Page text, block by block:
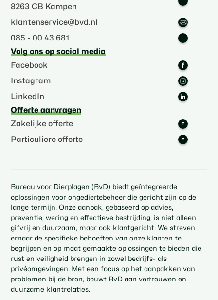
8263 CB Kampen
klantenservice@bvd.nl
085 - 00 43 681
Volg ons op social media
Facebook
Instagram
LinkedIn
Offerte aanvragen
Zakelijke offerte
Particuliere offerte
Bureau voor Dierplagen (BvD) biedt geïntegreerde
oplossingen voor ongediertebeheer die gericht zijn op de
lange termijn. Onze aanpak, gebaseerd op advies,
preventie, wering en effectieve bestrijding, is niet alleen
gifvrij en duurzaam, maar ook klantgericht. We streven
ernaar de specifieke behoeften van onze klanten te
begrijpen en op maat gemaakte oplossingen te bieden die
rust en veiligheid brengen in zowel bedrijfs- als
privéomgevingen. Met een focus op het aanpakken van
problemen bij de bron, bouwt BvD aan vertrouwen en
duurzame klantrelaties.